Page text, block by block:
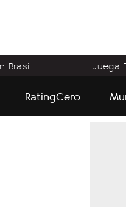
Brasil Juega
RatingCero